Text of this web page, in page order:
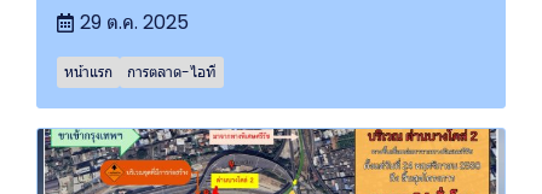
29 ต.ค. 2025
หน้าแรก การตลาด-ไอที